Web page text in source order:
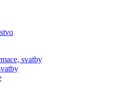
svatby